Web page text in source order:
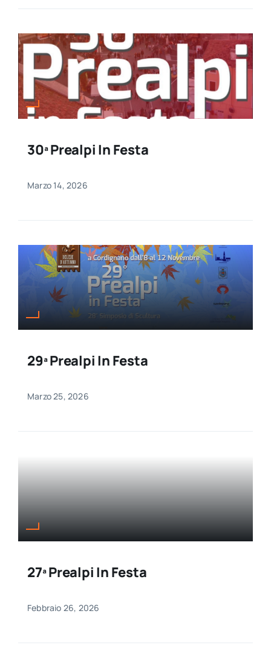
30ª Prealpi In Festa
Marzo 14, 2026
29ª Prealpi In Festa
Marzo 25, 2026
27ª Prealpi In Festa
Febbraio 26, 2026